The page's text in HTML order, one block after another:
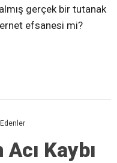
gerçek bir tutanak
efsanesi mi?
Kaybı